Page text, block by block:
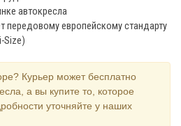
автокресла
передовому европейскому стандарту
Size)
Курьер может бесплатно
а вы купите то, которое
уточняйте у наших